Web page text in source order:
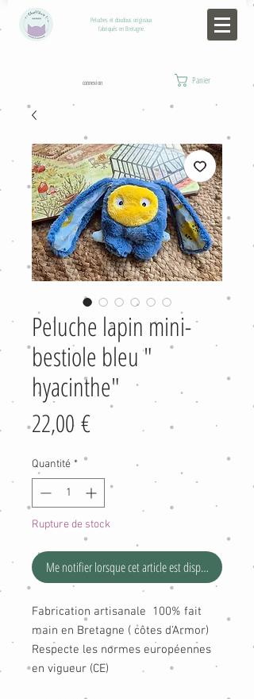
Peluches et doudous originaux
fabriqués en Bretagne.
connexion Panier
Peluche lapin mini-
bestiole bleu "
hyacinthe"
22,00 €Prix
Quantité *
Rupture de stock
Me notifier lorsque cet article est disponible
Fabrication artisanale 100% fait
main en Bretagne ( côtes d'Armor)
Respecte les normes européennes
en vigueur (CE)